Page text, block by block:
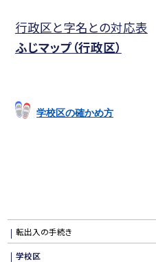
行政区と字名との対応表
ふじマップ（行政区）
学校区の確かめ方
転出入の手続き
学校区